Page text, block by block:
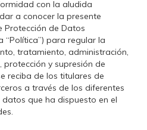
con la aludida
a conocer la presente
Protección de Datos
“Política”) para regular la
tratamiento, administración,
protección y supresión de
reciba de los titulares de
a través de los diferentes
que ha dispuesto en el